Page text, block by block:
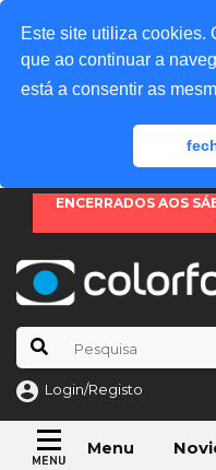
Este site utiliza cookies.
que ao continuar a
está a consentir as
ENCERRADOS AOS
Login/Registo
Menu